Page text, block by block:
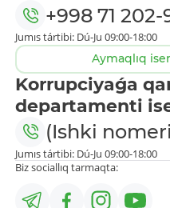
+998 71
Jumıs tártibi: Dú-Ju 09:00-18:00
Aymaqlıq
Korrupciyaǵa
departamenti
(Ishki
Jumıs tártibi: Dú-Ju 09:00-18:00
Biz sociallıq tarmaqta: